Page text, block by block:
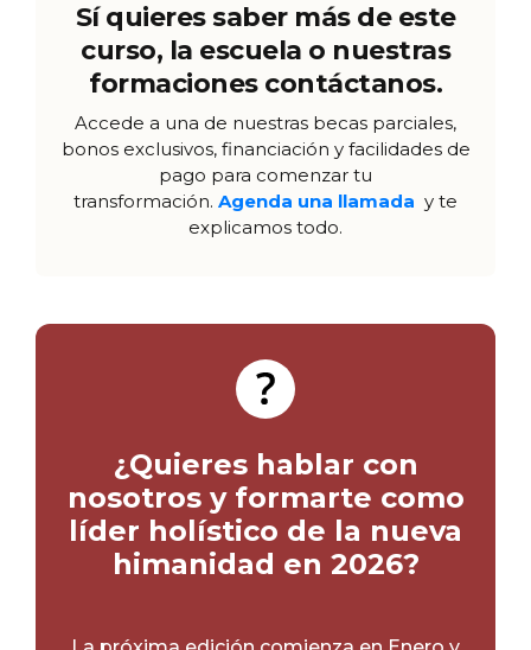
Sí quieres saber más de este
curso, la escuela o nuestras
formaciones contáctanos.
Accede a una de nuestras becas parciales,
bonos exclusivos, financiación y facilidades de
pago para comenzar tu
transformación. Agenda una llamada y te
explicamos todo.
¿Quieres hablar con
nosotros y formarte como
líder holístico de la nueva
himanidad en 2026?